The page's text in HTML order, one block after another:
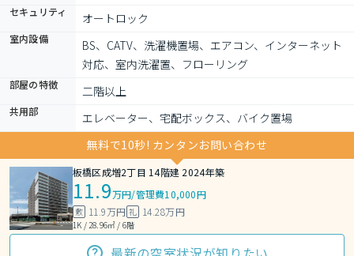
セキュリティ オートロック
室内設備
BS、CATV、洗濯機置場、エアコン、インターネット
対応、室内洗濯置、フローリング
部屋の特徴 二階以上
共用部
エレベーター、宅配ボックス、バイク置場
無料で10秒! カンタンお問い合わせ
板橋区成増2丁目 14階建 2024年築
11.9万円/管理費10,000円
敷 11.9万円 礼 14.28万円
1K / 28.96㎡ / 6階